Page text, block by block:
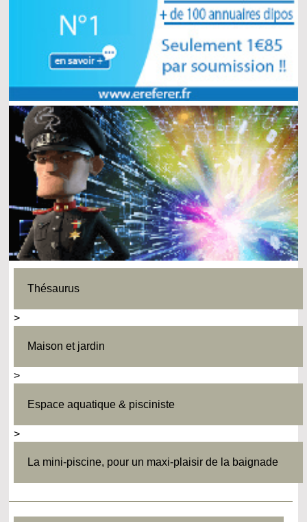
Thésaurus
>
Maison et jardin
>
Espace aquatique & pisciniste
>
La mini-piscine, pour un maxi-plaisir de la baignade